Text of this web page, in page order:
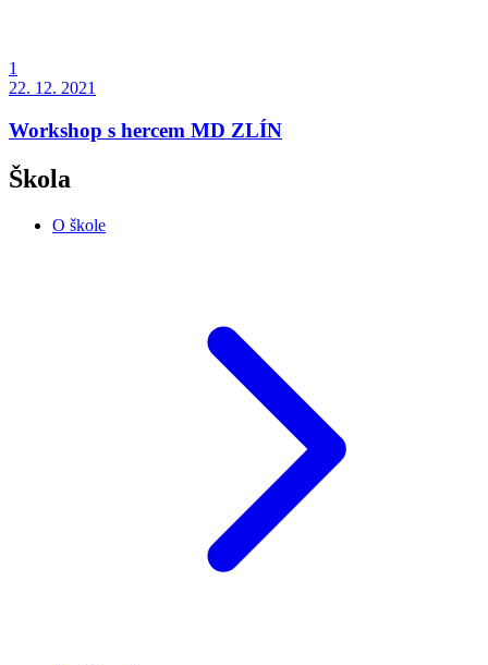
1
22. 12. 2021
Workshop s hercem MD ZLÍN
Škola
O škole